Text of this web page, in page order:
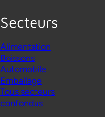
Secteurs
Alimentation
Boissons
Automobile
Emballage
Tous secteurs
confondus